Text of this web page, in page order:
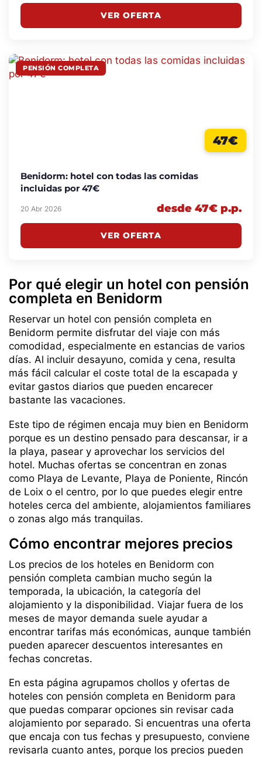
VER OFERTA
PENSIÓN COMPLETA
47€
Benidorm: hotel con todas las comidas
incluidas por 47€
20 Abr 2026 desde 47€ p.p.
VER OFERTA
Por qué elegir un hotel con pensión
completa en Benidorm
Reservar un hotel con pensión completa en
Benidorm permite disfrutar del viaje con más
comodidad, especialmente en estancias de varios
días. Al incluir desayuno, comida y cena, resulta
más fácil calcular el coste total de la escapada y
evitar gastos diarios que pueden encarecer
bastante las vacaciones.
Este tipo de régimen encaja muy bien en Benidorm
porque es un destino pensado para descansar, ir a
la playa, pasear y aprovechar los servicios del
hotel. Muchas ofertas se concentran en zonas
como Playa de Levante, Playa de Poniente, Rincón
de Loix o el centro, por lo que puedes elegir entre
hoteles cerca del ambiente, alojamientos familiares
o zonas algo más tranquilas.
Cómo encontrar mejores precios
Los precios de los hoteles en Benidorm con
pensión completa cambian mucho según la
temporada, la ubicación, la categoría del
alojamiento y la disponibilidad. Viajar fuera de los
meses de mayor demanda suele ayudar a
encontrar tarifas más económicas, aunque también
pueden aparecer descuentos interesantes en
fechas concretas.
En esta página agrupamos chollos y ofertas de
hoteles con pensión completa en Benidorm para
que puedas comparar opciones sin revisar cada
alojamiento por separado. Si encuentras una oferta
que encaja con tus fechas y presupuesto, conviene
revisarla cuanto antes, porque los precios pueden